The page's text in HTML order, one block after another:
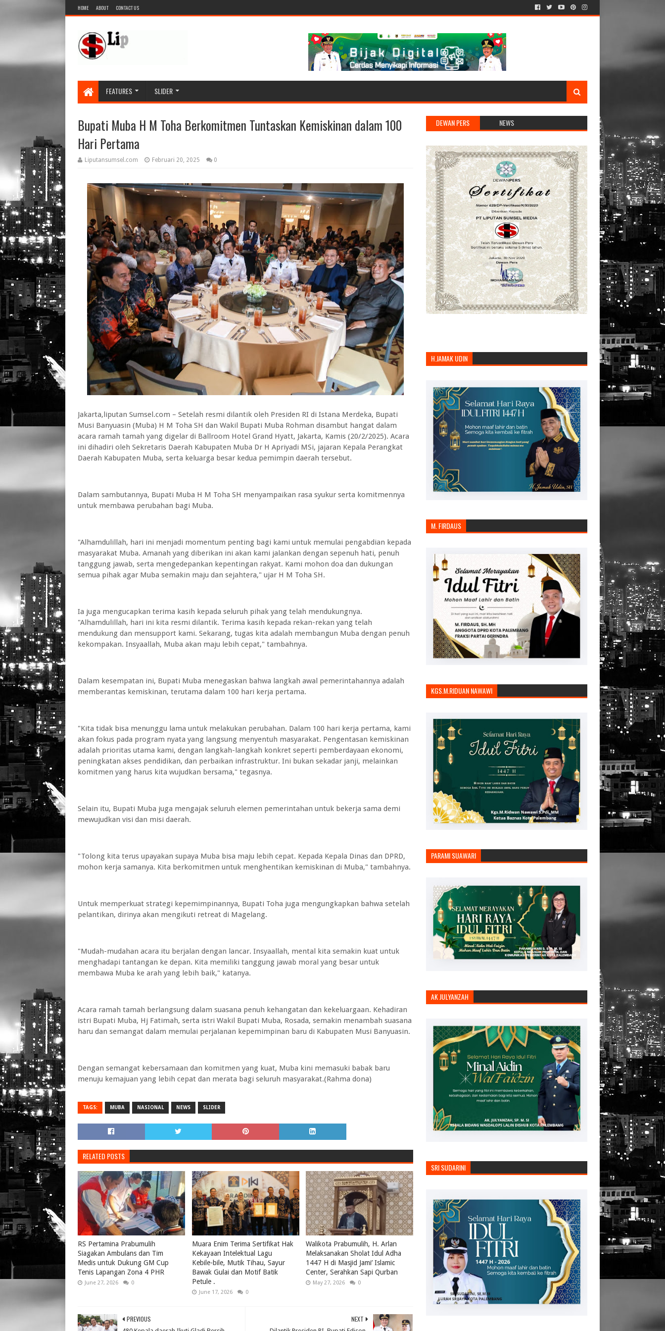
HOME ABOUT CONTACT US
FEATURES SLIDER
Bupati Muba H M Toha Berkomitmen Tuntaskan Kemiskinan dalam 100
Hari Pertama
Liputansumsel.com Februari 20, 2025 0
Jakarta,liputan Sumsel.com – Setelah resmi dilantik oleh Presiden RI di Istana Merdeka, Bupati
Musi Banyuasin (Muba) H M Toha SH dan Wakil Bupati Muba Rohman disambut hangat dalam
acara ramah tamah yang digelar di Ballroom Hotel Grand Hyatt, Jakarta, Kamis (20/2/2025). Acara
ini dihadiri oleh Sekretaris Daerah Kabupaten Muba Dr H Apriyadi MSi, jajaran Kepala Perangkat
Daerah Kabupaten Muba, serta keluarga besar kedua pemimpin daerah tersebut.
Dalam sambutannya, Bupati Muba H M Toha SH menyampaikan rasa syukur serta komitmennya
untuk membawa perubahan bagi Muba.
"Alhamdulillah, hari ini menjadi momentum penting bagi kami untuk memulai pengabdian kepada
masyarakat Muba. Amanah yang diberikan ini akan kami jalankan dengan sepenuh hati, penuh
tanggung jawab, serta mengedepankan kepentingan rakyat. Kami mohon doa dan dukungan
semua pihak agar Muba semakin maju dan sejahtera," ujar H M Toha SH.
Ia juga mengucapkan terima kasih kepada seluruh pihak yang telah mendukungnya.
"Alhamdulillah, hari ini kita resmi dilantik. Terima kasih kepada rekan-rekan yang telah
mendukung dan mensupport kami. Sekarang, tugas kita adalah membangun Muba dengan penuh
kekompakan. Insyaallah, Muba akan maju lebih cepat," tambahnya.
Dalam kesempatan ini, Bupati Muba menegaskan bahwa langkah awal pemerintahannya adalah
memberantas kemiskinan, terutama dalam 100 hari kerja pertama.
"Kita tidak bisa menunggu lama untuk melakukan perubahan. Dalam 100 hari kerja pertama, kami
akan fokus pada program nyata yang langsung menyentuh masyarakat. Pengentasan kemiskinan
adalah prioritas utama kami, dengan langkah-langkah konkret seperti pemberdayaan ekonomi,
peningkatan akses pendidikan, dan perbaikan infrastruktur. Ini bukan sekadar janji, melainkan
komitmen yang harus kita wujudkan bersama," tegasnya.
Selain itu, Bupati Muba juga mengajak seluruh elemen pemerintahan untuk bekerja sama demi
mewujudkan visi dan misi daerah.
"Tolong kita terus upayakan supaya Muba bisa maju lebih cepat. Kepada Kepala Dinas dan DPRD,
mohon kerja samanya. Kita berkomitmen untuk menghentikan kemiskinan di Muba," tambahnya.
Untuk memperkuat strategi kepemimpinannya, Bupati Toha juga mengungkapkan bahwa setelah
pelantikan, dirinya akan mengikuti retreat di Magelang.
"Mudah-mudahan acara itu berjalan dengan lancar. Insyaallah, mental kita semakin kuat untuk
menghadapi tantangan ke depan. Kita memiliki tanggung jawab moral yang besar untuk
membawa Muba ke arah yang lebih baik," katanya.
Acara ramah tamah berlangsung dalam suasana penuh kehangatan dan kekeluargaan. Kehadiran
istri Bupati Muba, Hj Fatimah, serta istri Wakil Bupati Muba, Rosada, semakin menambah suasana
haru dan semangat dalam memulai perjalanan kepemimpinan baru di Kabupaten Musi Banyuasin.
Dengan semangat kebersamaan dan komitmen yang kuat, Muba kini memasuki babak baru
menuju kemajuan yang lebih cepat dan merata bagi seluruh masyarakat.(Rahma dona)
TAGS: MUBA NASIONAL NEWS SLIDER
RELATED POSTS
RS Pertamina Prabumulih
Siagakan Ambulans dan Tim
Medis untuk Dukung GM Cup
Tenis Lapangan Zona 4 PHR
June 27, 2026 0
Muara Enim Terima Sertifikat Hak
Kekayaan Intelektual Lagu
Kebile-bile, Mutik Tihau, Sayur
Bawak Gulai dan Motif Batik
Petule .
June 17, 2026 0
Walikota Prabumulih, H. Arlan
Melaksanakan Sholat Idul Adha
1447 H di Masjid Jami’ Islamic
Center, Serahkan Sapi Qurban
May 27, 2026 0
NEXT
PREVIOUS
DEWAN PERS NEWS
H.JAMAK UDIN
M. FIRDAUS
KGS.M.RIDUAN NAWAWI
PARAMI SUAWARI
AK JULYANZAH
SRI SUDARINI